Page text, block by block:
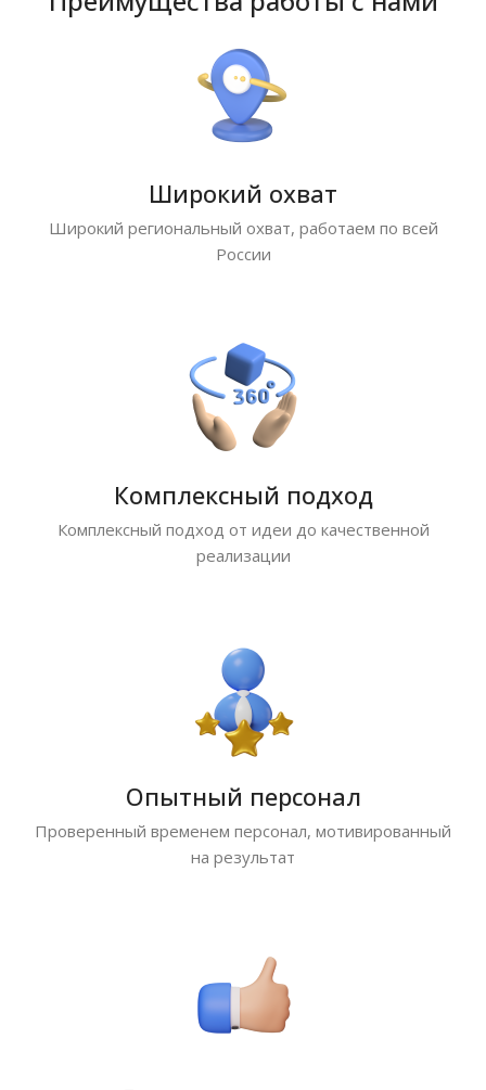
Широкий охват
Широкий региональный охват, работаем по всей
России
Комплексный подход
Комплексный подход от идеи до качественной
реализации
Опытный персонал
Проверенный временем персонал, мотивированный
на результат